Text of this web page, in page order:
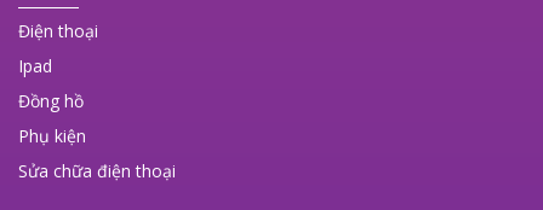
Điện thoại
Ipad
Đồng hồ
Phụ kiện
Sửa chữa điện thoại